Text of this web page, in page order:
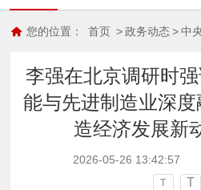
您的位置： 首页 > 政务动态 > 中
李强在北京调研时
能与先进制造业深
造经济发展新
2026-05-26 13:42:57
T T